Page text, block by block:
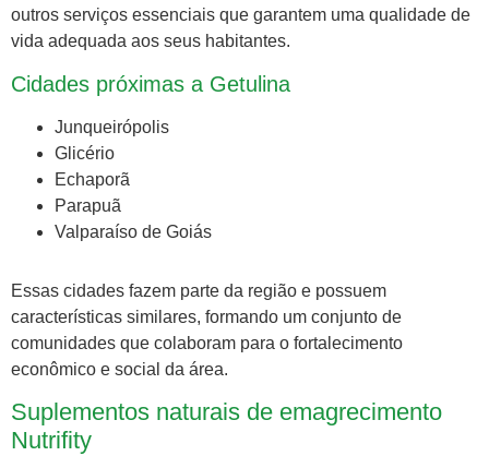
outros serviços essenciais que garantem uma qualidade de
vida adequada aos seus habitantes.
Cidades próximas a Getulina
Junqueirópolis
Glicério
Echaporã
Parapuã
Valparaíso de Goiás
Essas cidades fazem parte da região e possuem
características similares, formando um conjunto de
comunidades que colaboram para o fortalecimento
econômico e social da área.
Suplementos naturais de emagrecimento
Nutrifity